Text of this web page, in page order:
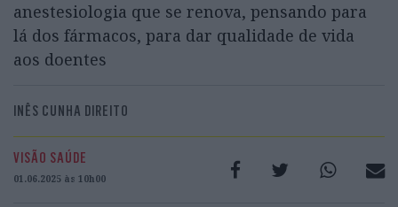
anestesiologia que se renova, pensando para
lá dos fármacos, para dar qualidade de vida
aos doentes
INÊS CUNHA DIREITO
VISÃO SAÚDE
01.06.2025 às 10h00